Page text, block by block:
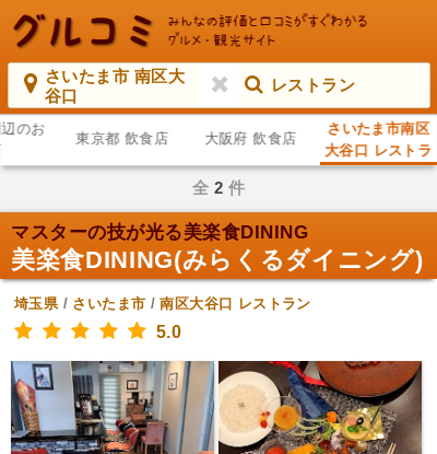
さいたま市 南区大
谷口
レストラン
のお
東京都 飲食店 大阪府 飲食店
さいたま市南区
大谷口 レストラ
ン
全 2 件
マスターの技が光る美楽食DINING
美楽食DINING(みらくるダイニング)
埼玉県/ さいたま市 /南区大谷口 レストラン
5.0